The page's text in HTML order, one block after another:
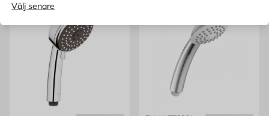
Välj senare